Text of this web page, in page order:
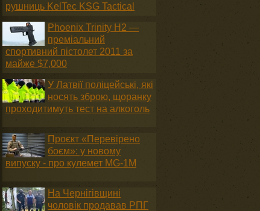
рушниць KelTec KSG Tactical
Phoenix Trinity H2 —
преміальний
спортивний пістолет 2011 за
майже $7,000
У Латвії поліцейські, які
носять зброю, щоранку
проходитимуть тест на алкоголь
Проєкт «Перевірено
боєм»: у новому
випуску - про кулемет MG-1М
На Чернігівщині
чоловік продавав РПГ